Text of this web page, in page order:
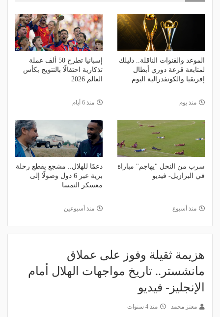
الموعد والقنوات الناقلة.. دليلك
لمتابعة قرعة دوري أبطال
إفريقيا والكونفدرالية اليوم
منذ يوم
إسبانيا تطرح 50 ألف عملة
تذكارية احتفالًا بالتتويج بكأس
العالم 2026
منذ 6 أيام
سرب من النحل "يهاجم" مباراة
في البرازيل- فيديو
منذ أسبوع
دعمًا للهلال.. مشجع يقطع رحلة
برية عبر 6 دول وصولًا إلى
معسكر النمسا
منذ أسبوعين
هزيمة ثقيلة وفوز على عملاق
مانشستر.. تاريخ مواجهات الهلال أمام
الإنجليز- فيديو
معتز محمد منذ 4 سنوات